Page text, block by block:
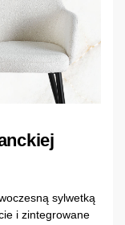
sylwetką
i zintegrowane